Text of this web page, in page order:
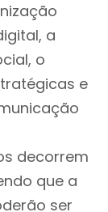
a
o
e
decorrem
que a
ser